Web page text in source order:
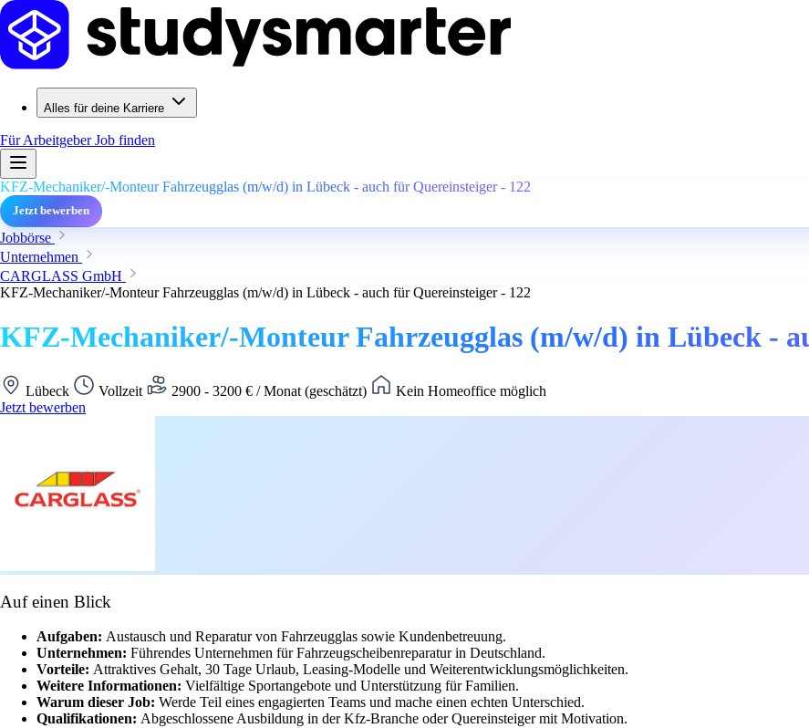
Alles für deine Karriere
Für ArbeitgeberJob finden
KFZ-Mechaniker/-Monteur Fahrzeugglas (m/w/d) in Lübeck - auch für Quereinsteiger - 122
Jetzt bewerben
Jobbörse
Unternehmen
CARGLASS GmbH
KFZ-Mechaniker/-Monteur Fahrzeugglas (m/w/d) in Lübeck - auch für Quereinsteiger - 122
KFZ-Mechaniker/-Monteur Fahrzeugglas (m/w/d) in Lübeck -
Lübeck Vollzeit 2900 - 3200 € / Monat (geschätzt)
Kein Homeoffice möglich
Jetzt bewerben
Auf einen Blick
Aufgaben: Austausch und Reparatur von Fahrzeugglas sowie Kundenbetreuung.
Unternehmen: Führendes Unternehmen für Fahrzeugscheibenreparatur in Deutschland.
Vorteile: Attraktives Gehalt, 30 Tage Urlaub, Leasing-Modelle und Weiterentwicklungsmöglichkeiten.
Weitere Informationen: Vielfältige Sportangebote und Unterstützung für Familien.
Warum dieser Job: Werde Teil eines engagierten Teams und mache einen echten Unterschied.
Qualifikationen: Abgeschlossene Ausbildung in der Kfz-Branche oder Quereinsteiger mit Motivation.